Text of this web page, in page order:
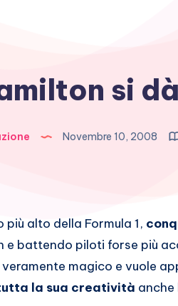
si
Novembre 10, 2008
più alto della Formula 1,
e battendo piloti forse più
veramente magico e vuole
la sua creatività